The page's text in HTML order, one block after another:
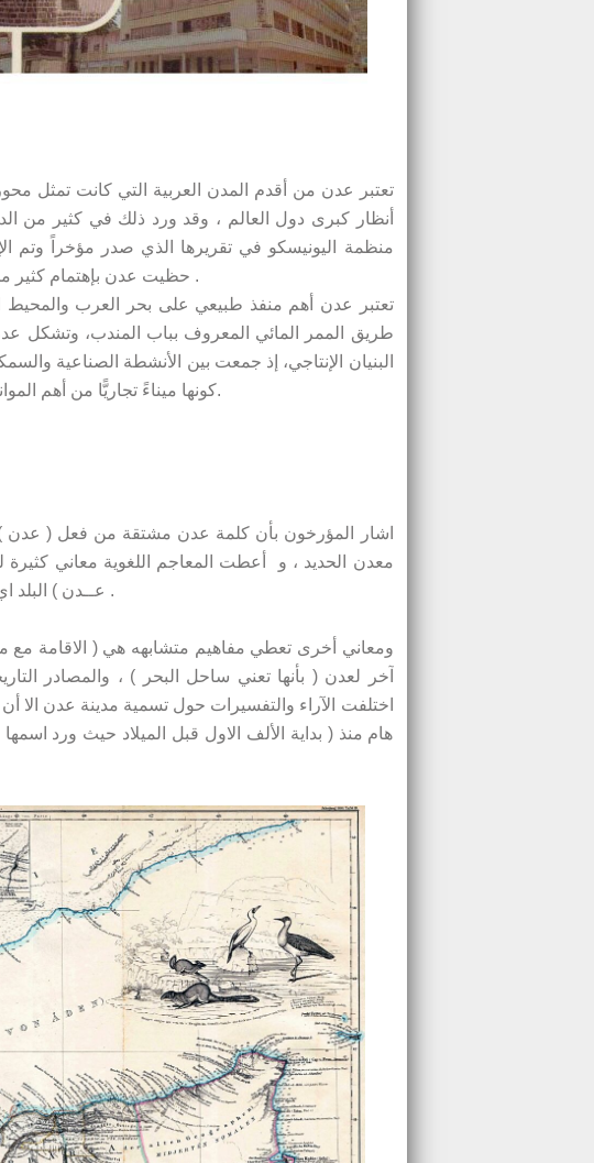
تعتبر عدن من أقدم المدن العربية التي كانت تمثل
أنظار كبرى دول العالم ، وقد ورد ذلك في كثير من
منظمة اليونيسكو في تقريرها الذي صدر مؤخراً وتم
حظيت عدن بإهتمام كثير من الدول الكبرى لما تتميز به من خصائص ومميزات .
طريق الممر المائي المعروف بباب المندب، وتشكل
البنيان الإنتاجي، إذ جمعت بين الأنشطة الصناعية
كونها ميناءً تجاريًّا من أهم الموانئ في المنطقة، ومنطقة تجارة حرة إقليمية ودولية.
اشار المؤرخون بأن كلمة عدن مشتقة من فعل ( عدن )
معدن الحديد ، و أعطت المعاجم اللغوية معاني
عــدن ) البلد اي سكنها و( عــدن ) المكان اي استخرج منها المعدن .
آخر لعدن ( بأنها تعني ساحل البحر ) ، والمصادر
اختلفت الآراء والتفسيرات حول تسمية مدينة عدن الا
هام منذ ( بداية الألف الاول قبل الميلاد حيث ورد